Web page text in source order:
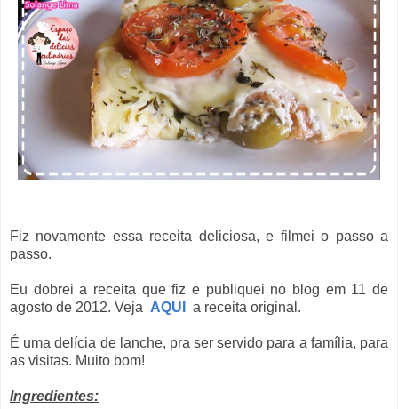
Fiz novamente essa receita deliciosa, e filmei o passo a
passo.
Eu dobrei a receita que fiz e publiquei no blog em 11 de
agosto de 2012. Veja AQUI a receita original.
É uma delícia de lanche, pra ser servido para a família, para
as visitas. Muito bom!
Ingredientes: